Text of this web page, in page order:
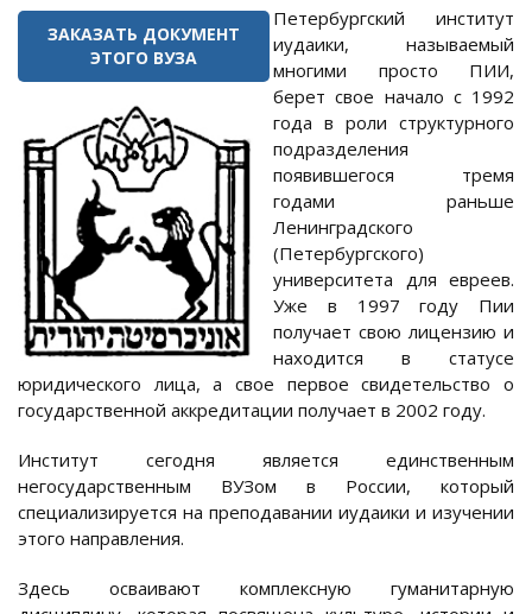
ЗАКАЗАТЬ ДОКУМЕНТ
ЭТОГО ВУЗА
Петербургский институт
иудаики, называемый
многими просто ПИИ,
берет свое начало с 1992
года в роли структурного
подразделения
появившегося тремя
годами раньше
Ленинградского
(Петербургского)
университета для евреев.
Уже в 1997 году Пии
получает свою лицензию и
находится в статусе
юридического лица, а свое первое свидетельство о
государственной аккредитации получает в 2002 году.
Институт сегодня является единственным
негосударственным ВУЗом в России, который
специализируется на преподавании иудаики и изучении
этого направления.
Здесь осваивают комплексную гуманитарную